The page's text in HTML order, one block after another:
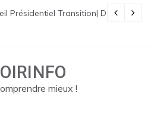
Conille rencontre les
démission| Le Canada se
Présidentiel Transition|
mieux !